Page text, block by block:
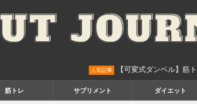
【可変式ダンベル】筋トレのプロが
筋トレ サプリメント ダイエット